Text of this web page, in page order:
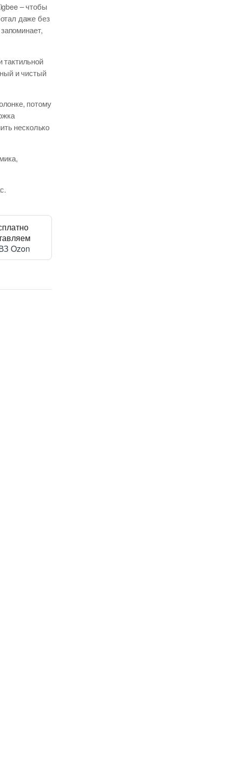
– чтобы
даже без
и чистый
потому
несколько
Ozon